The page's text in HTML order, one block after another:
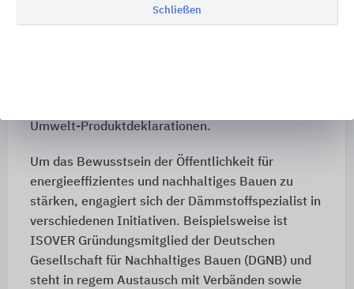
ISOVER Produkte für Gesundheit und Umwelt,
darunter das RAL-Gütezeichen „Erzeugnisse aus
Umwelt-Produktdeklarationen.
Um das Bewusstsein der Öffentlichkeit für
energieeffizientes und nachhaltiges Bauen zu
stärken, engagiert sich der Dämmstoffspezialist in
verschiedenen Initiativen. Beispielsweise ist
ISOVER Gründungsmitglied der Deutschen
Gesellschaft für Nachhaltiges Bauen (DGNB) und
steht in regem Austausch mit Verbänden sowie
Schließen